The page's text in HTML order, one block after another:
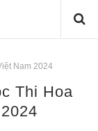
Nam 2024
Thi Hoa